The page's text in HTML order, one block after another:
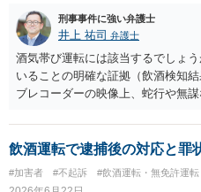
刑事事件に強い弁護士
井上 祐司 弁護士
酒気帯び運転には該当するでしょ
いることの明確な証拠（飲酒検知
ブレコーダーの映像上、蛇行や無
飲酒運転で逮捕後の対応と罪
#加害者 #不起訴 #飲酒運転・無免許運転